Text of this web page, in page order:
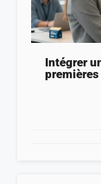
Intégrer